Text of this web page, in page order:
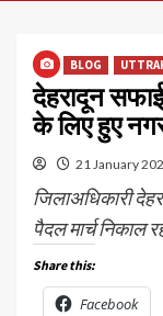
BLOG
देहरादून सफाई
के लिए हुए
21 January
जिलाअधिकारी
पैदल मार्च निकाल
Share this:
Facebook